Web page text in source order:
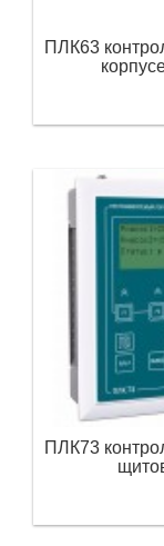
ПЛК63
ПЛК73